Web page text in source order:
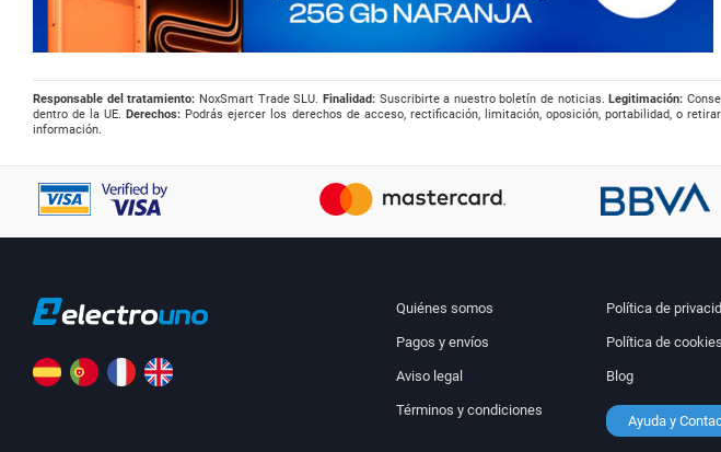
Responsable del tratamiento: NoxSmart Trade SLU. Finalidad:Suscribirte a nuestro boletín de noticias.Legitimación:
dentro de la UE.Derechos: Podrás ejercer los derechos de acceso, rectificación, limitación, oposición, portabilidad, o
información.
Quiénes somos
Pagos y envíos
Aviso legal
Términos y condiciones
Política de
Política de cookies
Blog
Ayuda y